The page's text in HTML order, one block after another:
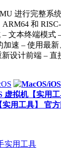
进行完整系
和
文本终端模式
加速 – 使用最
新设计前端 – 直
官
实用工具